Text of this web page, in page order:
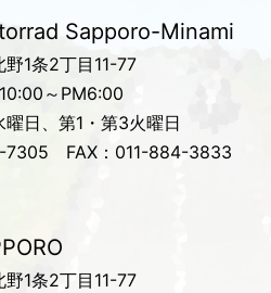
Sapporo-Minami
1条2丁目11-77
～PM6:00
日、第1・第3火曜日
7305 FAX：011-884-3833
1条2丁目11-77